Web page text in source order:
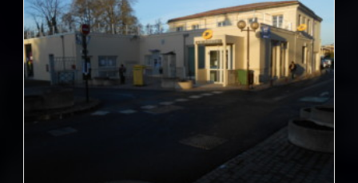
Hospitalier
Unité
Psychiatrie
Direction
Des
Travaux